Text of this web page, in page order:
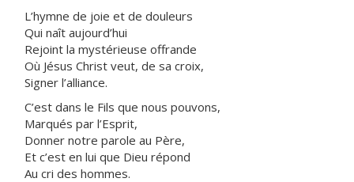
L’hymne de joie et de douleurs
Qui naît aujourd’hui
Rejoint la mystérieuse offrande
Où Jésus Christ veut, de sa croix,
Signer l’alliance.
C’est dans le Fils que nous pouvons,
Marqués par l’Esprit,
Donner notre parole au Père,
Et c’est en lui que Dieu répond
Au cri des hommes.